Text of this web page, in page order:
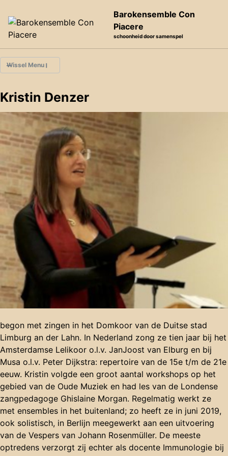
Barokensemble Con
Piacere
schoonheid door samenspel
Wissel Menu
Meer over ons
Agenda
Eerdere projecten
Audio opnamen
Video opnamen
Kristin Denzer
begon met zingen in het Domkoor van de Duitse stad
Limburg an der Lahn. In Nederland zong ze tien jaar bij het
Amsterdamse Lelikoor o.l.v. JanJoost van Elburg en bij
Musa o.l.v. Peter Dijkstra: repertoire van de 15e t/m de 21e
eeuw. Kristin volgde een groot aantal workshops op het
gebied van de Oude Muziek en had les van de Londense
zangpedagoge Ghislaine Morgan. Regelmatig werkt ze
met ensembles in het buitenland; zo heeft ze in juni 2019,
ook solistisch, in Berlijn meegewerkt aan een uitvoering
van de Vespers van Johann Rosenmüller. De meeste
optredens verzorgt zij echter als docente Immunologie bij